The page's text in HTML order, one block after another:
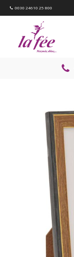
0030 24610 25 800